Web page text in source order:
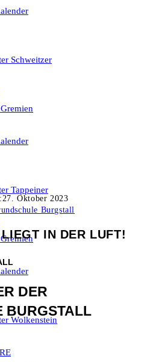
Schweitzer
Tappeiner
Wolkenstein
27. Oktober 2023
Burgstall
IN DER LUFT!
DER
BURGSTALL